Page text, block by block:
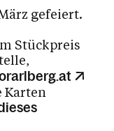
gefeiert.
Stückpreis
Karten